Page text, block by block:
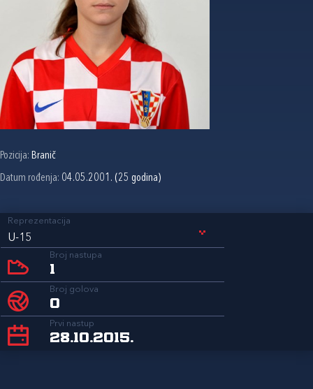
Pozicija: Branič
Datum rođenja: 04.05.2001. (25 godina)
Reprezentacija
U-15
Broj nastupa
1
Broj golova
0
Prvi nastup
28.10.2015.